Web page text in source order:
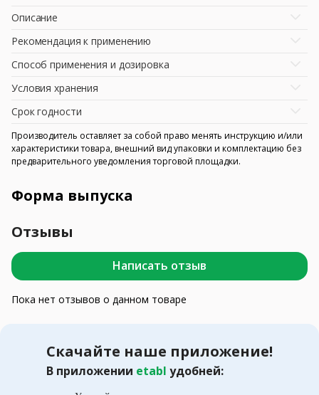
Описание
Рекомендация к применению
Способ применения и дозировка
Условия хранения
Срок годности
Производитель оставляет за собой право менять инструкцию и/или
характеристики товара, внешний вид упаковки и комплектацию без
предварительного уведомления торговой площадки.
Форма выпуска
Отзывы
Написать отзыв
Пока нет отзывов о данном товаре
Скачайте наше приложение!
В приложении etabl удобней: